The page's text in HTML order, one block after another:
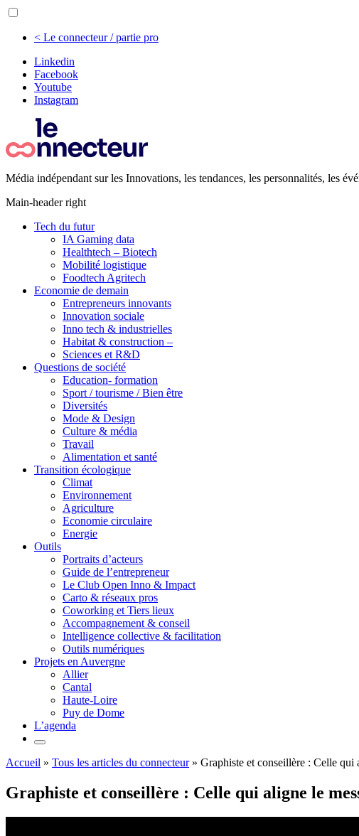
< Le connecteur / partie pro
Linkedin
Facebook
Youtube
Instagram
Média indépendant sur les Innovations, les tendances, les personnalités, les
Main-header right
Tech du futur
IA Gaming data
Healthtech – Biotech
Mobilité logistique
Foodtech Agritech
Economie de demain
Entrepreneurs innovants
Innovation sociale
Inno tech & industrielles
Habitat & construction –
Sciences et R&D
Questions de société
Education- formation
Sport / tourisme / Bien être
Diversités
Mode & Design
Culture & média
Travail
Alimentation et santé
Transition écologique
Climat
Environnement
Agriculture
Economie circulaire
Energie
Outils
Portraits d’acteurs
Guide de l’entrepreneur
Le Club Open Inno & Impact
Carto & réseaux pros
Coworking et Tiers lieux
Accompagnement & conseil
Intelligence collective & facilitation
Outils numériques
Projets en Auvergne
Allier
Cantal
Haute-Loire
Puy de Dome
L’agenda
Accueil » Tous les articles du connecteur» Graphiste et conseillère : Celle qui
Graphiste et conseillère : Celle qui aligne le